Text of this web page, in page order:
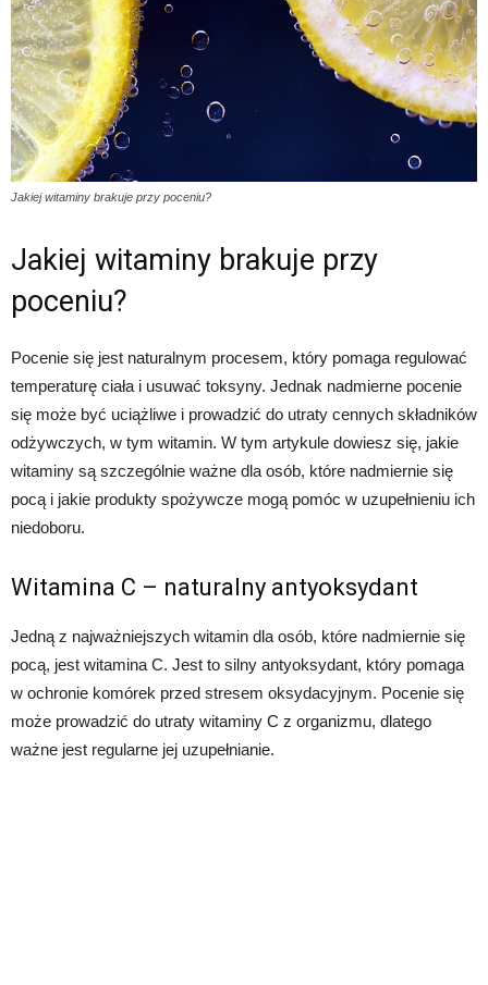
Jakiej witaminy brakuje przy poceniu?
Jakiej witaminy brakuje przy
poceniu?
Pocenie się jest naturalnym procesem, który pomaga regulować
temperaturę ciała i usuwać toksyny. Jednak nadmierne pocenie
się może być uciążliwe i prowadzić do utraty cennych składników
odżywczych, w tym witamin. W tym artykule dowiesz się, jakie
witaminy są szczególnie ważne dla osób, które nadmiernie się
pocą i jakie produkty spożywcze mogą pomóc w uzupełnieniu ich
niedoboru.
Witamina C – naturalny antyoksydant
Jedną z najważniejszych witamin dla osób, które nadmiernie się
pocą, jest witamina C. Jest to silny antyoksydant, który pomaga
w ochronie komórek przed stresem oksydacyjnym. Pocenie się
może prowadzić do utraty witaminy C z organizmu, dlatego
ważne jest regularne jej uzupełnianie.